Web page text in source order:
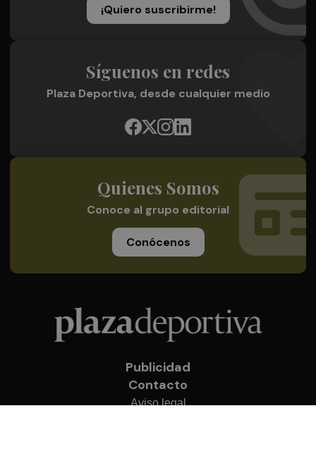
¡Quiero suscribirme!
Síguenos en redes
Plaza Deportiva, desde cualquier medio
Quienes Somos
Conoce al grupo editorial
Conócenos
Publicidad
Contacto
Aviso legal